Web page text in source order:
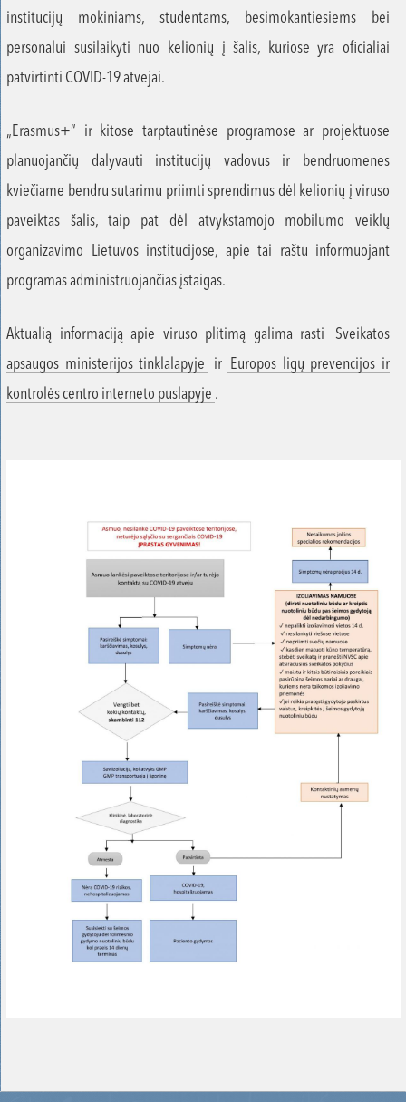
institucijų mokiniams, studentams, besimokantiesiems bei
personalui susilaikyti nuo kelionių į šalis, kuriose yra oficialiai
patvirtinti COVID-19 atvejai.
„Erasmus+“ ir kitose tarptautinėse programose ar projektuose
planuojančių dalyvauti institucijų vadovus ir bendruomenes
kviečiame bendru sutarimu priimti sprendimus dėl kelionių į viruso
paveiktas šalis, taip pat dėl atvykstamojo mobilumo veiklų
organizavimo Lietuvos institucijose, apie tai raštu informuojant
programas administruojančias įstaigas.
Aktualią informaciją apie viruso plitimą galima rasti
Sveikatos
apsaugos ministerijos tinklalapyje
ir
Europos ligų prevencijos ir
kontrolės centro interneto puslapyje .